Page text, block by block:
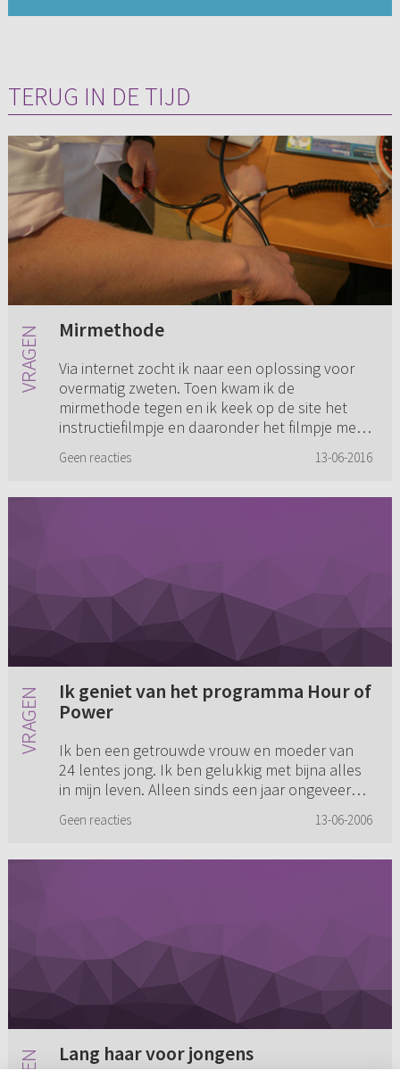
TERUG IN DE TIJD
Mirmethode
Via internet zocht ik naar een oplossing voor
overmatig zweten. Toen kwam ik de
mirmethode tegen en ik keek op de site het
instructiefilmpje en daaronder het filmpje met
Geen reacties 13-06-2016
Ik geniet van het programma Hour of
Power
Ik ben een getrouwde vrouw en moeder van
24 lentes jong. Ik ben gelukkig met bijna alles
in mijn leven. Alleen sinds een jaar ongeveer
doekjes om winden,...
Geen reacties 13-06-2006
Lang haar voor jongens